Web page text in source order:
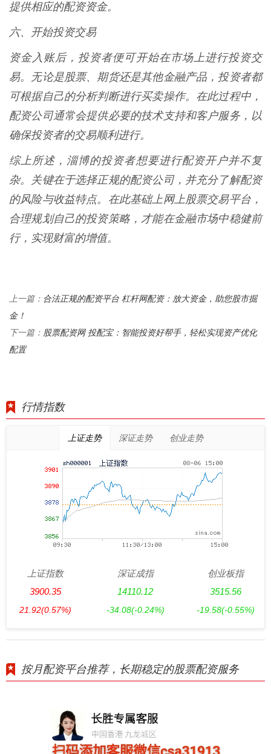
提供相应的配资资金。
六、开始投资交易
资金入账后，投资者便可开始在市场上进行投资交
易。无论是股票、期货还是其他金融产品，投资者都
可根据自己的分析判断进行买卖操作。在此过程中，
配资公司通常会提供必要的技术支持和客户服务，以
确保投资者的交易顺利进行。
综上所述，淄博的投资者想要进行配资开户并不复
杂。关键在于选择正规的配资公司，并充分了解配资
的风险与收益特点。在此基础上网上股票交易平台，
合理规划自己的投资策略，才能在金融市场中稳健前
行，实现财富的增值。
上一篇： 合法正规的配资平台 杠杆网配资：放大资金，助您股市掘
金！
下一篇： 股票配资网 投配宝：智能投资好帮手，轻松实现资产优化
配置
行情指数
上证走势 深证走势 创业走势
上证指数
3900.35
21.92(0.57%)
深证成指
14110.12
-34.08(-0.24%)
创业板指
3515.56
-19.58(-0.55%)
按月配资平台推荐，长期稳定的股票配资服务